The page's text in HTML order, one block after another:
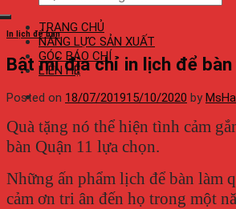
TRANG CHỦ
NĂNG LỰC SẢN XUẤT
GÓC BÁO CHÍ
LIÊN HỆ
In lịch để bàn
Bật mí địa chỉ in lịch để
Posted on 18/07/201915/10/2020 byMsHa
Quà tặng nó thể hiện tình cảm
bàn Quận 11 lựa chọn.
Những ấn phẩm lịch để bàn làm
cảm ơn tri ân đến họ trong một